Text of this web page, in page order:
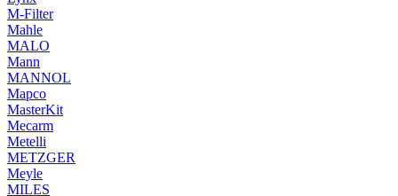
M-Filter
Mahle
MALO
Mann
MANNOL
Mapco
MasterKit
Mecarm
Metelli
METZGER
Meyle
MILES